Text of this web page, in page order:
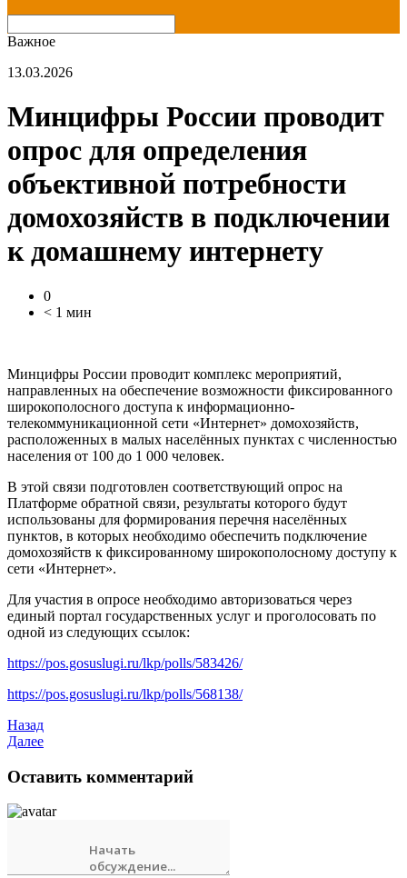
Важное
13.03.2026
Минцифры России проводит
опрос для определения
объективной потребности
домохозяйств в подключении
к домашнему интернету
0
< 1 мин
Минцифры России проводит комплекс мероприятий,
направленных на обеспечение возможности фиксированного
широкополосного доступа к информационно-
телекоммуникационной сети «Интернет» домохозяйств,
расположенных в малых населённых пунктах с численностью
населения от 100 до 1 000 человек.
В этой связи подготовлен соответствующий опрос на
Платформе обратной связи, результаты которого будут
использованы для формирования перечня населённых
пунктов, в которых необходимо обеспечить подключение
домохозяйств к фиксированному широкополосному доступу к
сети «Интернет».
Для участия в опросе необходимо авторизоваться через
единый портал государственных услуг и проголосовать по
одной из следующих ссылок:
https://pos.gosuslugi.ru/lkp/polls/583426/
https://pos.gosuslugi.ru/lkp/polls/568138/
Назад
Далее
Оставить комментарий